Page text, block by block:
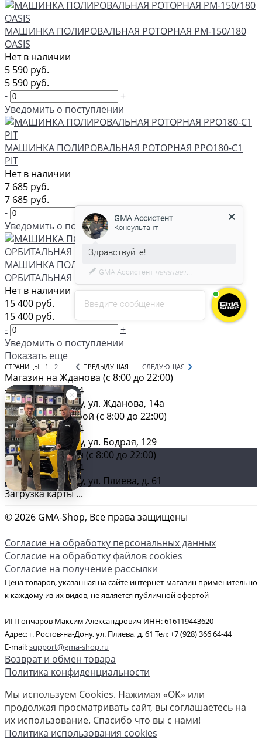
МАШИНКА ПОЛИРОВАЛЬНАЯ РОТОРНАЯ PM-150/180
OASIS
Нет в наличии
5 590 руб.
5 590 руб.
-
+
Уведомить о поступлении
МАШИНКА ПОЛИРОВАЛЬНАЯ РОТОРНАЯ PPO180-C1
PIT
Нет в наличии
7 685 руб.
7 685 руб.
-
+
Уведомить о поступлении
МАШИНКА ПОЛИРОВАЛЬНАЯ ЭКСЦЕНТРИКОВАЯ-
ОРБИТАЛЬНАЯ EX603-3/12 75ММ SHINE MATE
Нет в наличии
15 400 руб.
15 400 руб.
-
+
Уведомить о поступлении
Показать еще
СТРАНИЦЫ: 1 2 ПРЕДЫДУЩАЯ СЛЕДУЮЩАЯ
Магазин на Жданова (c 8:00 до 22:00)
+7 (928) 366 64-44
г. Ростов-на-Дону, ул. Жданова, 14а
Магазин на Бодрой (c 8:00 до 22:00)
+7 (928) 366 64-44
г. Ростов-на-Дону, ул. Бодрая, 129
Главный магазин (c 8:00 до 22:00)
+7 (928) 366 64-44
г. Ростов-на-Дону, ул. Плиева, д. 61
Загрузка карты ...
© 2026 GMA-Shop, Все права защищены
Согласие на обработку персональных данных
Согласие на обработку файлов cookies
Согласие на получение рассылки
Цена товаров, указанная на сайте интернет-магазин применительно
к каждому из их видов, не является публичной офертой
ИП Гончаров Максим Александрович ИНН: 616119443620
Адрес: г. Ростов-на-Дону, ул. Плиева, д. 61 Тел: +7 (928) 366 64-44
E-mail:support@gma-shop.ru
Возврат и обмен товара
Политика конфиденциальности
Мы используем Cookies. Нажимая «ОК» или
продолжая просматривать сайт, вы соглашаетесь на
их использование. Спасибо что вы с нами!
Политика использования cookies
Введите сообщение
Консультант
С удовольствием помогу вам в
выборе товара.